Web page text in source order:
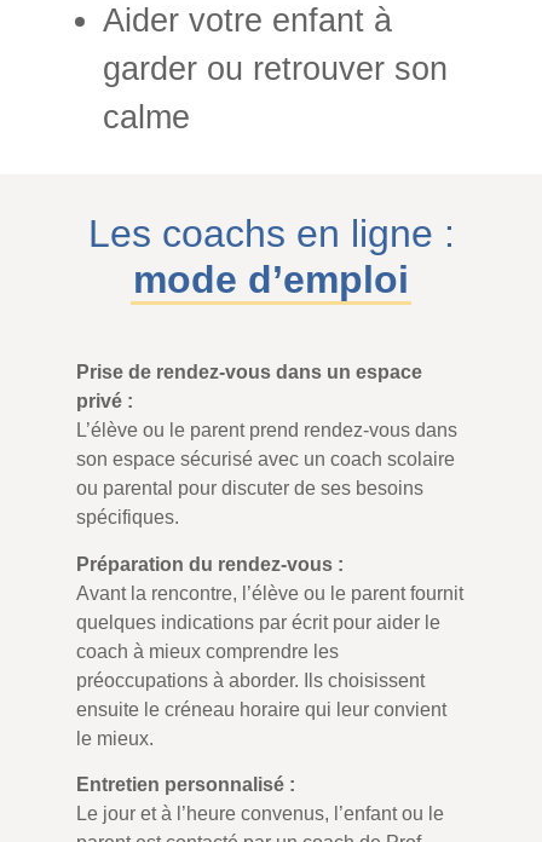
Aider votre enfant à
garder ou retrouver son
calme
Les coachs en ligne :
mode d’emploi
Prise de rendez-vous dans un espace
privé :
L’élève ou le parent prend rendez-vous dans
son espace sécurisé avec un coach scolaire
ou parental pour discuter de ses besoins
spécifiques.
Préparation du rendez-vous :
Avant la rencontre, l’élève ou le parent fournit
quelques indications par écrit pour aider le
coach à mieux comprendre les
préoccupations à aborder. Ils choisissent
ensuite le créneau horaire qui leur convient
le mieux.
Entretien personnalisé :
Le jour et à l’heure convenus, l’enfant ou le